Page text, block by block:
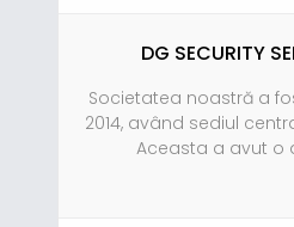
DG SECURITY
Societatea noastră a
2014, având sediul
Aceasta a avut o